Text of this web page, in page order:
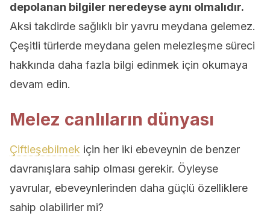
depolanan bilgiler neredeyse aynı olmalıdır.
Aksi takdirde sağlıklı bir yavru meydana gelemez.
Çeşitli türlerde meydana gelen melezleşme süreci
hakkında daha fazla bilgi edinmek için okumaya
devam edin.
Melez canlıların dünyası
Çiftleşebilmek için her iki ebeveynin de benzer
davranışlara sahip olması gerekir. Öyleyse
yavrular, ebeveynlerinden daha güçlü özelliklere
sahip olabilirler mi?